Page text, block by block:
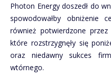
Photon Energy doszedł do
spowodowałby obniżenie
również potwierdzone
które rozstrzygnęły się
oraz niedawny sukces
wtórnego.